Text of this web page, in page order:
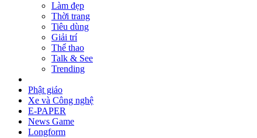
Làm đẹp
Thời trang
Tiêu dùng
Giải trí
Thể thao
Talk & See
Trending
Phật giáo
Xe và Công nghệ
E-PAPER
News Game
Longform